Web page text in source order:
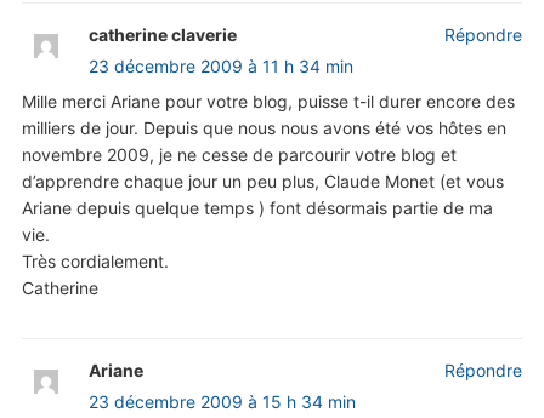
catherine claverie
23 décembre 2009 à 11 h 34 min
Mille merci Ariane pour votre blog, puisse t-il durer encore des
milliers de jour. Depuis que nous nous avons été vos hôtes en
novembre 2009, je ne cesse de parcourir votre blog et
d’apprendre chaque jour un peu plus, Claude Monet (et vous
Ariane depuis quelque temps ) font désormais partie de ma
vie.
Très cordialement.
Catherine
Répondre
Ariane
23 décembre 2009 à 15 h 34 min
Répondre